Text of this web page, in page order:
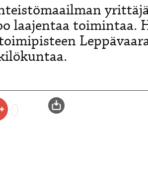
laajentaa toimintaa.